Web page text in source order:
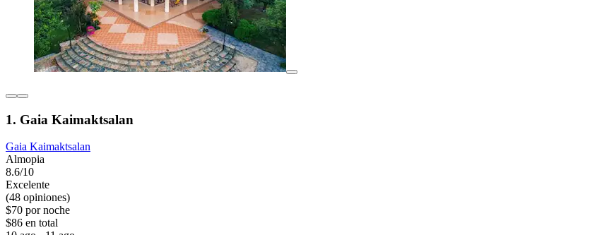
1. Gaia Kaimaktsalan
Gaia Kaimaktsalan
Almopia
8.6/10
Excelente
(48 opiniones)
$70 por noche
$86 en total